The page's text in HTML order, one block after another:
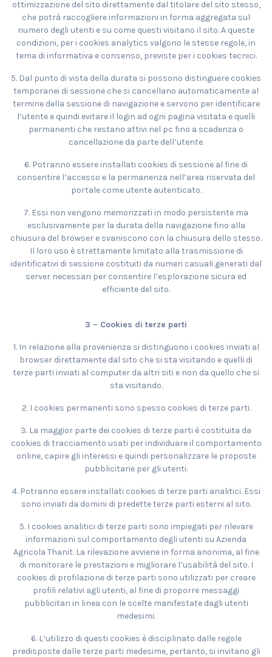
ottimizzazione del sito direttamente dal titolare del sito stesso,
che potrà raccogliere informazioni in forma aggregata sul
numero degli utenti e su come questi visitano il sito. A queste
condizioni, per i cookies analytics valgono le stesse regole, in
tema di informativa e consenso, previste per i cookies tecnici.
5. Dal punto di vista della durata si possono distinguere cookies
temporanei di sessione che si cancellano automaticamente al
termine della sessione di navigazione e servono per identificare
l’utente e quindi evitare il login ad ogni pagina visitata e quelli
permanenti che restano attivi nel pc fino a scadenza o
cancellazione da parte dell’utente.
6. Potranno essere installati cookies di sessione al fine di
consentire l’accesso e la permanenza nell’area riservata del
portale come utente autenticato.
7. Essi non vengono memorizzati in modo persistente ma
esclusivamente per la durata della navigazione fino alla
chiusura del browser e svaniscono con la chiusura dello stesso.
Il loro uso è strettamente limitato alla trasmissione di
identificativi di sessione costituiti da numeri casuali generati dal
server necessari per consentire l’esplorazione sicura ed
efficiente del sito.
3 – Cookies di terze parti
1. In relazione alla provenienza si distinguono i cookies inviati al
browser direttamente dal sito che si sta visitando e quelli di
terze parti inviati al computer da altri siti e non da quello che si
sta visitando.
2. I cookies permanenti sono spesso cookies di terze parti.
3. La maggior parte dei cookies di terze parti è costituita da
cookies di tracciamento usati per individuare il comportamento
online, capire gli interessi e quindi personalizzare le proposte
pubblicitarie per gli utenti.
4. Potranno essere installati cookies di terze parti analitici. Essi
sono inviati da domini di predette terze parti esterni al sito.
5. I cookies analitici di terze parti sono impiegati per rilevare
informazioni sul comportamento degli utenti su Azienda
Agricola Thanit. La rilevazione avviene in forma anonima, al fine
di monitorare le prestazioni e migliorare l’usabilità del sito. I
cookies di profilazione di terze parti sono utilizzati per creare
profili relativi agli utenti, al fine di proporre messaggi
pubblicitari in linea con le scelte manifestate dagli utenti
medesimi.
6. L’utilizzo di questi cookies è disciplinato dalle regole
predisposte dalle terze parti medesime, pertanto, si invitano gli